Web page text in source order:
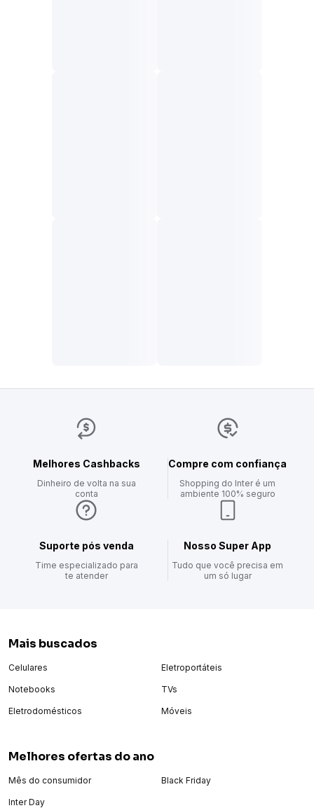
Melhores Cashbacks
Dinheiro de volta na sua
conta
Compre com confiança
Shopping do Inter é um
ambiente 100% seguro
Suporte pós venda
Time especializado para
te atender
Nosso Super App
Tudo que você precisa em
um só lugar
Mais buscados
Celulares
Notebooks
Eletrodomésticos
Eletroportáteis
TVs
Móveis
Melhores ofertas do ano
Mês do consumidor
Inter Day
Black Friday